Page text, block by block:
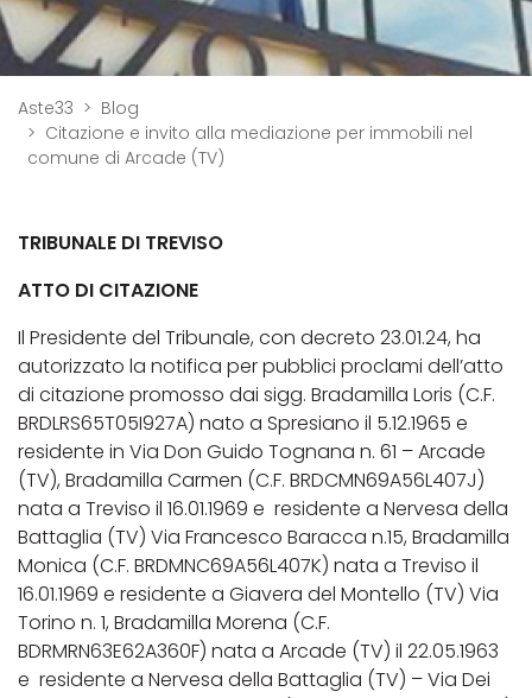
Aste33
Blog
Citazione e invito alla mediazione per immobili nel
comune di Arcade (TV)
TRIBUNALE DI TREVISO
ATTO DI CITAZIONE
Il Presidente del Tribunale, con decreto 23.01.24, ha
autorizzato la notifica per pubblici proclami dell’atto
di citazione promosso dai sigg. Bradamilla Loris (C.F.
BRDLRS65T05I927A) nato a Spresiano il 5.12.1965 e
residente in Via Don Guido Tognana n. 61 – Arcade
(TV), Bradamilla Carmen (C.F. BRDCMN69A56L407J)
nata a Treviso il 16.01.1969 e residente a Nervesa della
Battaglia (TV) Via Francesco Baracca n.15, Bradamilla
Monica (C.F. BRDMNC69A56L407K) nata a Treviso il
16.01.1969 e residente a Giavera del Montello (TV) Via
Torino n. 1, Bradamilla Morena (C.F.
BDRMRN63E62A360F) nata a Arcade (TV) il 22.05.1963
e residente a Nervesa della Battaglia (TV) – Via Dei